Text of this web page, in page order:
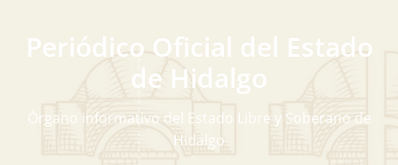
Periódico Oficial del Estado
de Hidalgo
Órgano informativo del Estado Libre y Soberano de
Hidalgo